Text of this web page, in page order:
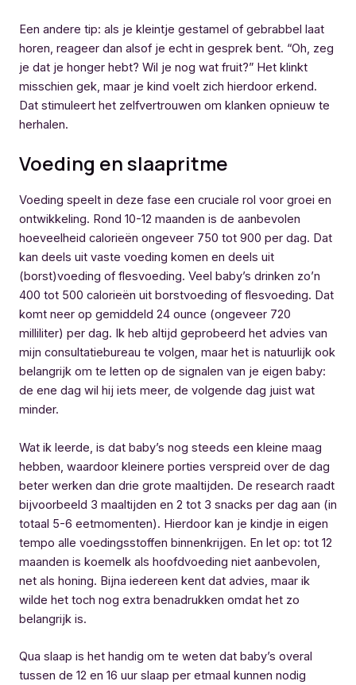
Een andere tip: als je kleintje gestamel of gebrabbel laat
horen, reageer dan alsof je echt in gesprek bent. “Oh, zeg
je dat je honger hebt? Wil je nog wat fruit?” Het klinkt
misschien gek, maar je kind voelt zich hierdoor erkend.
Dat stimuleert het zelfvertrouwen om klanken opnieuw te
herhalen.
Voeding en slaapritme
Voeding speelt in deze fase een cruciale rol voor groei en
ontwikkeling. Rond 10-12 maanden is de aanbevolen
hoeveelheid calorieën ongeveer 750 tot 900 per dag. Dat
kan deels uit vaste voeding komen en deels uit
(borst)voeding of flesvoeding. Veel baby’s drinken zo’n
400 tot 500 calorieën uit borstvoeding of flesvoeding. Dat
komt neer op gemiddeld 24 ounce (ongeveer 720
milliliter) per dag. Ik heb altijd geprobeerd het advies van
mijn consultatiebureau te volgen, maar het is natuurlijk ook
belangrijk om te letten op de signalen van je eigen baby:
de ene dag wil hij iets meer, de volgende dag juist wat
minder.
Wat ik leerde, is dat baby’s nog steeds een kleine maag
hebben, waardoor kleinere porties verspreid over de dag
beter werken dan drie grote maaltijden. De research raadt
bijvoorbeeld 3 maaltijden en 2 tot 3 snacks per dag aan (in
totaal 5-6 eetmomenten). Hierdoor kan je kindje in eigen
tempo alle voedingsstoffen binnenkrijgen. En let op: tot 12
maanden is koemelk als hoofdvoeding niet aanbevolen,
net als honing. Bijna iedereen kent dat advies, maar ik
wilde het toch nog extra benadrukken omdat het zo
belangrijk is.
Qua slaap is het handig om te weten dat baby’s overal
tussen de 12 en 16 uur slaap per etmaal kunnen nodig